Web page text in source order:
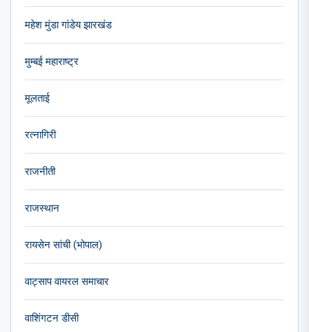
महेश मुंडा गांडेय झारखंड
मुम्बई महाराष्ट्र
मूलताई
रत्नागिरी
राजनीती
राजस्थान
रायसेन सांची (भोपाल)
वाट्साप वायरल समाचार
वाशिंगटन डीसी